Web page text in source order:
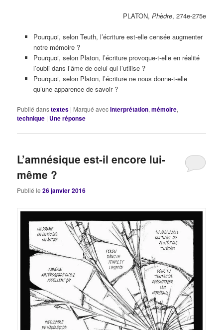
PLATON, Phèdre, 274e-275e
Pourquoi, selon Teuth, l’écriture est-elle censée augmenter
notre mémoire ?
Pourquoi, selon Platon, l’écriture provoque-t-elle en réalité
l’oubli dans l’âme de celui qui l’utilise ?
Pourquoi, selon Platon, l’écriture ne nous donne-t-elle
qu’une apparence de savoir ?
Publié danstextes | Marqué avecinterprétation,mémoire,
technique | Uneréponse
L’amnésique est-il encore lui-
même ?
Publié le26 janvier 2016